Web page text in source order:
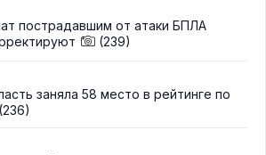
пострадавшим от атаки БПЛА
(239)
заняла 58 место в рейтинге по
(236)